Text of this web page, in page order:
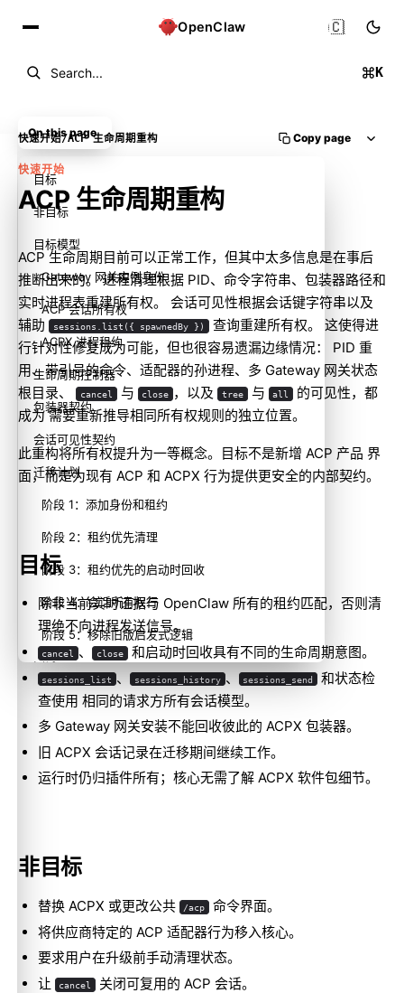
OpenClaw
Search... K
🇨🇳
快速开始/ACP 生命周期重构 Copy page
快速开始
ACP 生命周期重构
ACP 生命周期目前可以正常工作，但其中太多信息是在事后
推断出来的。 进程清理根据 PID、命令字符串、包装器路径和
实时进程表重建所有权。 会话可见性根据会话键字符串以及
辅助
sessions.list({ spawnedBy }) 查询重建所有权。 这使得进
行针对性修复成为可能，但也很容易遗漏边缘情况： PID 重
用、带引号的命令、适配器的孙进程、多 Gateway 网关状态
根目录、
cancel 与 close ，以及 tree 与 all
的可见性，都
成为 需要重新推导相同所有权规则的独立位置。
此重构将所有权提升为一等概念。目标不是新增 ACP 产品 界
面，而是为现有 ACP 和 ACPX 行为提供更安全的内部契约。
目标
除非当前实时证据与 OpenClaw 所有的租约匹配，否则清
理绝不向进程发送信号。
cancel 、 close 和启动时回收具有不同的生命周期意图。
sessions_list 、 sessions_history 、 sessions_send
和状态检
查使用 相同的请求方所有会话模型。
多 Gateway 网关安装不能回收彼此的 ACPX 包装器。
旧 ACPX 会话记录在迁移期间继续工作。
运行时仍归插件所有；核心无需了解 ACPX 软件包细节。
非目标
替换 ACPX 或更改公共 /acp
命令界面。
将供应商特定的 ACP 适配器行为移入核心。
要求用户在升级前手动清理状态。
让
cancel 关闭可复用的 ACP 会话。
On this page
目标
非目标
目标模型
Gateway 网关实例身份
ACP 会话所有权
ACPX 进程租约
生命周期控制器
包装器契约
会话可见性契约
迁移计划
阶段 1：添加身份和租约
阶段 2：租约优先清理
阶段 3：租约优先的启动时回收
阶段 4：会话所有权行
阶段 5：移除旧版启发式逻辑
测试
兼容性说明
成功标准